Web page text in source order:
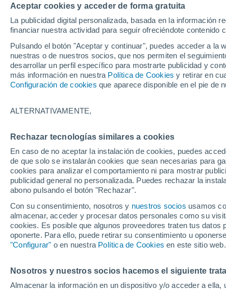
Aceptar cookies y acceder de forma gratuita
La publicidad digital personalizada, basada en la información
financiar nuestra actividad para seguir ofreciéndote contenido
Pulsando el botón "Aceptar y continuar", puedes acceder a la
nuestras o de nuestros socios, que nos permiten el
desarrollar un perfil específico para mostrarte publicidad y
más información en nuestra Política de Cookies y retirar en
Configuración de cookies que aparece disponible en el pie de
ALTERNATIVAMENTE,
Rechazar tecnologías similares a cookies
En caso de no aceptar la instalación de cookies, puedes
de que solo se instalarán cookies que sean necesarias para
cookies para analizar el comportamiento ni para mostrar
publicidad general no personalizada. Puedes rechazar la
abono pulsando el botón "Rechazar".
Con su consentimiento, nosotros y nuestros socios usamos
almacenar, acceder y procesar datos personales como su
cookies. Es posible que algunos proveedores traten tus
oponerte. Para ello, puede retirar su consentimiento u
"Configurar" o en nuestra Política de Cookies en este sitio web.
Nosotros y nuestros socios hacemos el siguiente
Almacenar la información en un dispositivo y/o acceder a
Inicio Comunidad Valenciana Provincia de Alicante
El tiempo en todas las
de Alicante
Todas las localidades de la Provincia de Alicante
Parcent
Parque Industrial de Elche
Pau Los Dolses
Pedreguer
Pego
Penàguila